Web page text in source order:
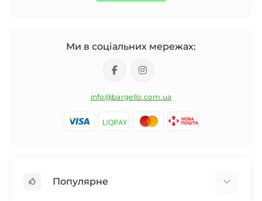
Ми в соціальних мережах:
info@bargello.com.ua
Популярне